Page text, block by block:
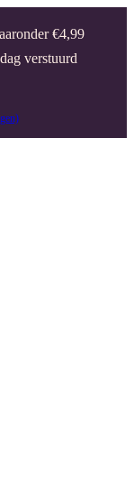
€4,99
verstuurd